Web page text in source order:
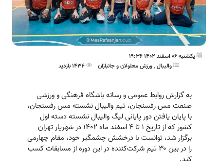
یکشنبه 06 اسفند 1402 19:36
والیبال, ورزش معلولان و جانبازان
به گزارش روابط عمومی و رسانه باشگاه فرهنگی و ورزشی
صنعت مس رفسنجان، تیم والیبال نشسته مس رفسنجان،
با پایان یافتن دور پایانی لیگ والیبال نشسته دسته اول
کشور که از تاریخ ۱ تا ۴ اسفند ماه ۱۴۰۲ در شهریار تهران
برگزار شد، توانست با درخشش چشمگیر خود، مقام چهارمی
را در بین ۳۰ تیم شرکت‌کننده در این دوره از مسابقات کسب
کند.